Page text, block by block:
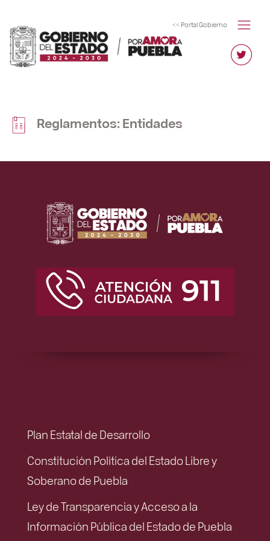
<< Portal Gobierno
Reglamentos: Entidades
Plan Estatal de Desarrollo
Constitución Política del Estado Libre y
Soberano de Puebla
Ley de Transparencia y Acceso a la
Información Pública del Estado de Puebla